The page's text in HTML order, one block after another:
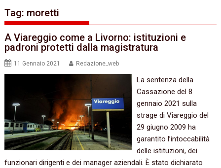
Tag: moretti
A Viareggio come a Livorno: istituzioni e
padroni protetti dalla magistratura
11 Gennaio 2021 Redazione_web
La sentenza della
Cassazione del 8
gennaio 2021 sulla
strage di Viareggio del
29 giugno 2009 ha
garantito l’intoccabilità
delle istituzioni, dei
funzionari dirigenti e dei manager aziendali. È stato dichiarato